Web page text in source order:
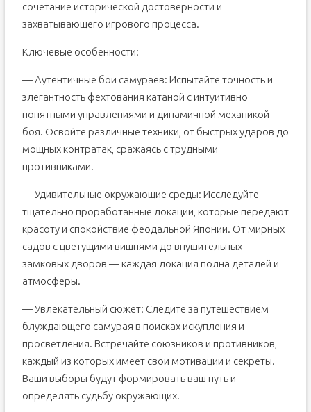
сочетание исторической достоверности и
захватывающего игрового процесса.
Ключевые особенности:
— Аутентичные бои самураев: Испытайте точность и
элегантность фехтования катаной с интуитивно
понятными управлениями и динамичной механикой
боя. Освойте различные техники, от быстрых ударов до
мощных контратак, сражаясь с трудными
противниками.
— Удивительные окружающие среды: Исследуйте
тщательно проработанные локации, которые передают
красоту и спокойствие феодальной Японии. От мирных
садов с цветущими вишнями до внушительных
замковых дворов — каждая локация полна деталей и
атмосферы.
— Увлекательный сюжет: Следите за путешествием
блуждающего самурая в поисках искупления и
просветления. Встречайте союзников и противников,
каждый из которых имеет свои мотивации и секреты.
Ваши выборы будут формировать ваш путь и
определять судьбу окружающих.